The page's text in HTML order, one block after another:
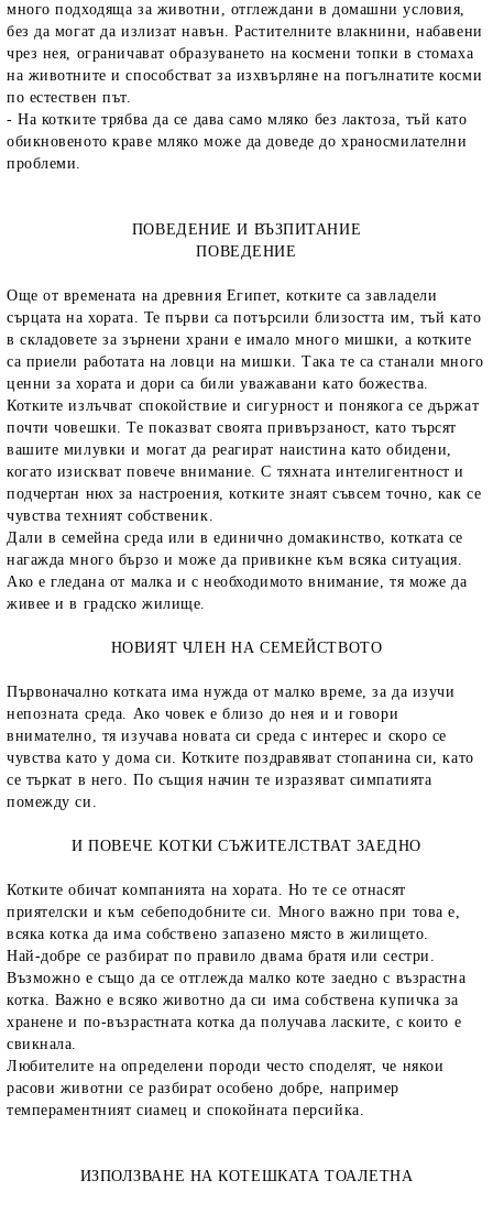
много подходяща за животни, отглеждани в домашни условия,
без да могат да излизат навън. Растителните влакнини, набавени
чрез нея, ограничават образуването на космени топки в стомаха
на животните и способстват за изхвърляне на погълнатите косми
по естествен път.
- На котките трябва да се дава само мляко без лактоза, тъй като
обикновеното краве мляко може да доведе до храносмилателни
проблеми.
ПОВЕДЕНИЕ И ВЪЗПИТАНИЕ
ПОВЕДЕНИЕ
Още от времената на древния Египет, котките са завладели
сърцата на хората. Те първи са потърсили близостта им, тъй като
в складовете за зърнени храни е имало много мишки, а котките
са приели работата на ловци на мишки. Така те са станали много
ценни за хората и дори са били уважавани като божества.
Котките излъчват спокойствие и сигурност и понякога се държат
почти човешки. Те показват своята привързаност, като търсят
вашите милувки и могат да реагират наистина като обидени,
когато изискват повече внимание. С тяхната интелигентност и
подчертан нюх за настроения, котките знаят съвсем точно, как се
чувства техният собственик.
Дали в семейна среда или в единично домакинство, котката се
нагажда много бързо и може да привикне към всяка ситуация.
Ако е гледана от малка и с необходимото внимание, тя може да
живее и в градско жилище.
НОВИЯТ ЧЛЕН НА СЕМЕЙСТВОТО
Първоначално котката има нужда от малко време, за да изучи
непозната среда. Ако човек е близо до нея и и говори
внимателно, тя изучава новата си среда с интерес и скоро се
чувства като у дома си. Котките поздравяват стопанина си, като
се търкат в него. По същия начин те изразяват симпатията
помежду си.
И ПОВЕЧЕ КОТКИ СЪЖИТЕЛСТВАТ ЗАЕДНО
Котките обичат компанията на хората. Но те се отнасят
приятелски и към себеподобните си. Много важно при това е,
всяка котка да има собствено запазено място в жилището.
Най-добре се разбират по правило двама братя или сестри.
Възможно е също да се отглежда малко коте заедно с възрастна
котка. Важно е всяко животно да си има собствена купичка за
хранене и по-възрастната котка да получава ласките, с които е
свикнала.
Любителите на определени породи често споделят, че някои
расови животни се разбират особено добре, например
темпераментният сиамец и спокойната персийка.
ИЗПОЛЗВАНЕ НА КОТЕШКАТА ТОАЛЕТНА